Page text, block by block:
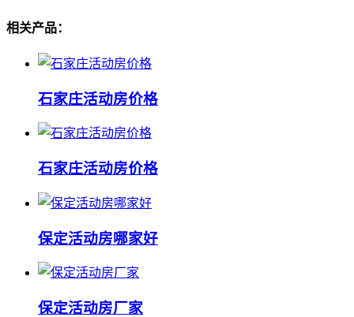
相关产品：
石家庄活动房价格
石家庄活动房价格
保定活动房哪家好
保定活动房厂家